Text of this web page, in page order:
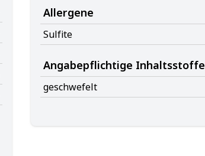
Allergene
Sulfite
Angabepflichtige Inhaltsstoffe
geschwefelt